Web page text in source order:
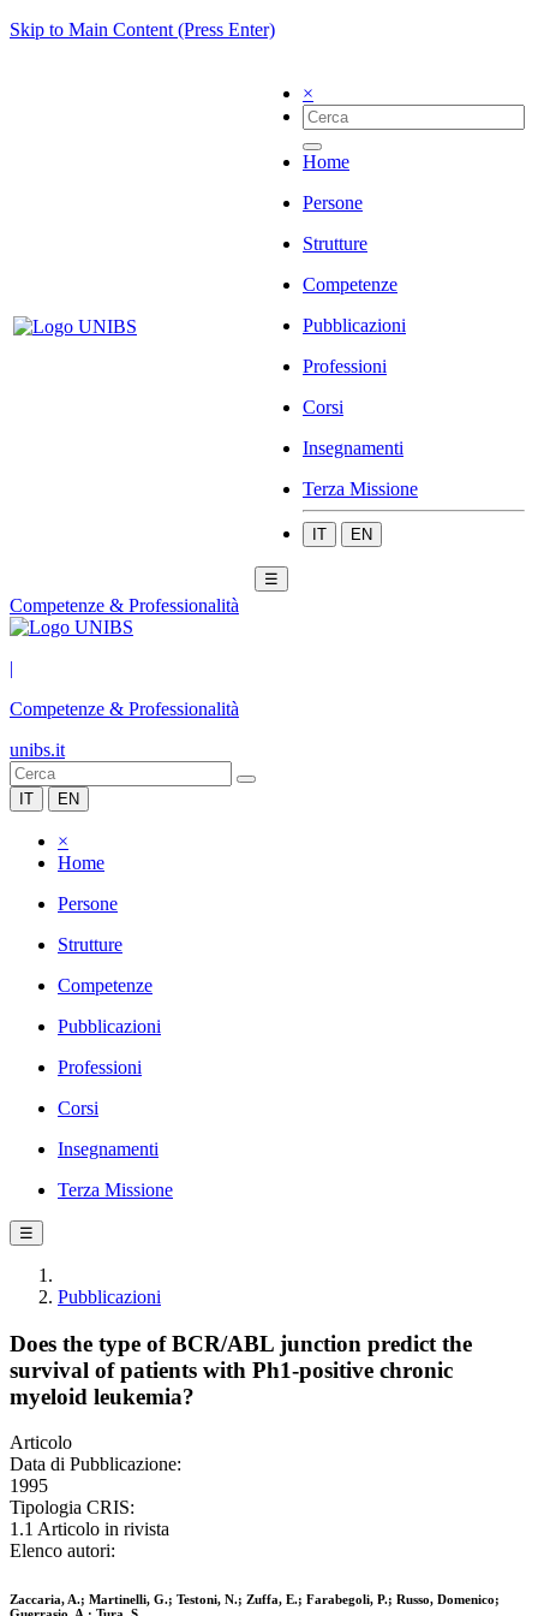
Skip to Main Content (Press Enter)
×
Home
Persone
Strutture
Competenze
Pubblicazioni
Professioni
Corsi
Insegnamenti
Terza Missione
IT EN
☰
Competenze & Professionalità
|
Competenze & Professionalità
unibs.it
IT EN
×
Home
Persone
Strutture
Competenze
Pubblicazioni
Professioni
Corsi
Insegnamenti
Terza Missione
☰
Pubblicazioni
Does the type of BCR/ABL junction predict the
survival of patients with Ph1-positive chronic
myeloid leukemia?
Articolo
Data di Pubblicazione:
1995
Tipologia CRIS:
1.1 Articolo in rivista
Elenco autori:
Zaccaria, A.; Martinelli, G.; Testoni, N.; Zuffa, E.; Farabegoli, P.; Russo, Domenico;